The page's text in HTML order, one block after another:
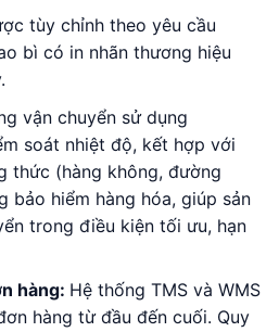
tùy chỉnh theo yêu cầu
bì có in nhãn thương hiệu
vận chuyển sử dụng
soát nhiệt độ, kết hợp với
thức (hàng không, đường
bảo hiểm hàng hóa, giúp sản
trong điều kiện tối ưu, hạn
hàng: Hệ thống TMS và WMS
hàng từ đầu đến cuối. Quy